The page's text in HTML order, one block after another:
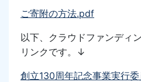
ご寄附の方法.pdf
以下、クラウドファンディ
リンク です。↓
創立130周年記念事業実行